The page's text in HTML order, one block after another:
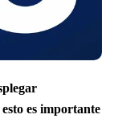
es importante